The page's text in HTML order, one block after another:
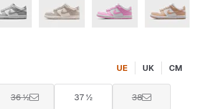
UE UK CM
36 ½ 37 ½ 38